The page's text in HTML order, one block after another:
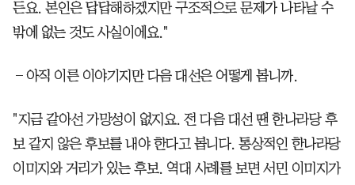
든요. 본인은 답답해하겠지만 구조적으로 문제가 나타날 수
밖에 없는 것도 사실이에요."
―아직 이른 이야기지만 다음 대선은 어떻게 봅니까.
"지금 같아선 가망성이 없지요. 전 다음 대선 땐 한나라당 후
보 같지 않은 후보를 내야 한다고 봅니다. 통상적인 한나라당
이미지와 거리가 있는 후보. 역대 사례를 보면 서민 이미지가